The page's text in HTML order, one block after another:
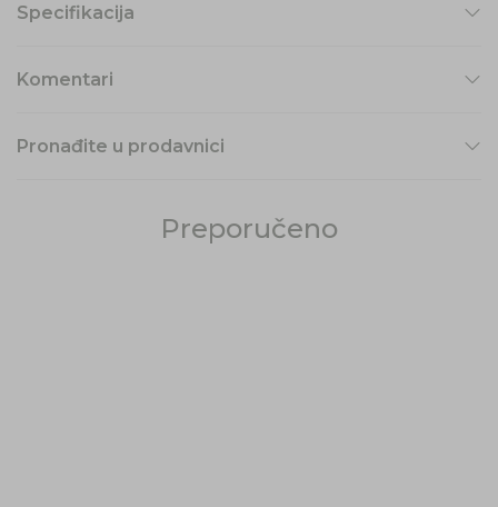
Specifikacija
Komentari
Pronađite u prodavnici
Preporučeno